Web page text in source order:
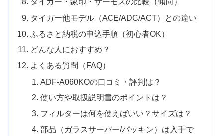
タイガー他モデル（ACE/ADC/ACT）との違い
ふるさと納税の申込手順（初心者OK）
どんな人におすすめ？
よくある質問（FAQ）
ADF-A060KOの口コミ・評判は？
使い方や取扱説明書のポイントは？
フィルターは何を使えばいい？サイズは？
部品（ガラスサーバー/パッキン）は入手で